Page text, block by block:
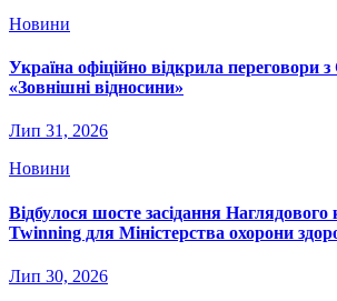
Новини
Україна офіційно відкрила переговори
«Зовнішні відносини»
Лип 31, 2026
Новини
Відбулося шосте засідання Наглядового
Twinning для Міністерства охорони
Лип 30, 2026